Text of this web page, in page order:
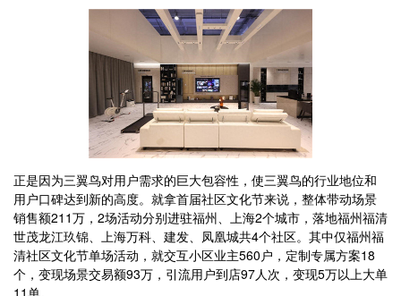
正是因为三翼鸟对用户需求的巨大包容性，使三翼鸟的行业地位和
用户口碑达到新的高度。就拿首届社区文化节来说，整体带动场景
销售额211万，2场活动分别进驻福州、上海2个城市，落地福州福清
世茂龙江玖锦、上海万科、建发、凤凰城共4个社区。其中仅福州福
清社区文化节单场活动，就交互小区业主560户，定制专属方案18
个，变现场景交易额93万，引流用户到店97人次，变现5万以上大单